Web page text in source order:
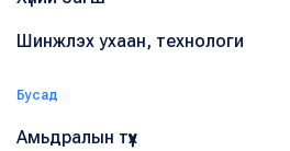
Шинжлэх ухаан, технологи
Бусад
Амьдралын түүх